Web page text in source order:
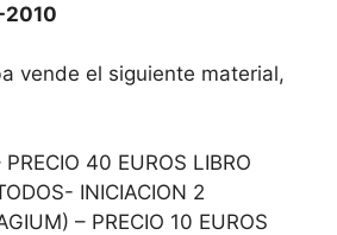
vende el siguiente material,
40 EUROS LIBRO
INICIACION 2
– PRECIO 10 EUROS